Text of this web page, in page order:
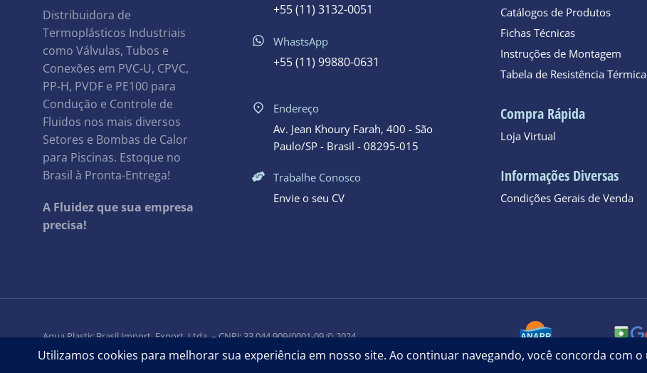
Distribuidora de
Termoplásticos Industriais
como Válvulas, Tubos e
Conexões em PVC-U, CPVC,
PP-H, PVDF e PE100 para
Condução e Controle de
Fluidos nos mais diversos
Setores e Bombas de Calor
para Piscinas. Estoque no
Brasil à Pronta-Entrega!
A Fluidez que sua empresa
precisa!
+55 (11) 3132-0051
WhastsApp
+55 (11) 99880-0631
Endereço
Av. Jean Khoury Farah, 400 - São
Paulo/SP - Brasil - 08295-015
Trabalhe Conosco
Envie o seu CV
Catálogos de Produtos
Fichas Técnicas
Instruções de Montagem
Tabela de Resistência Térmica
Compra Rápida
Loja Virtual
Informações Diversas
Condições Gerais de Venda
Aqua Plastic Brasil Import. Export. Ltda. – CNPJ: 33.044.909/0001-09 © 2024